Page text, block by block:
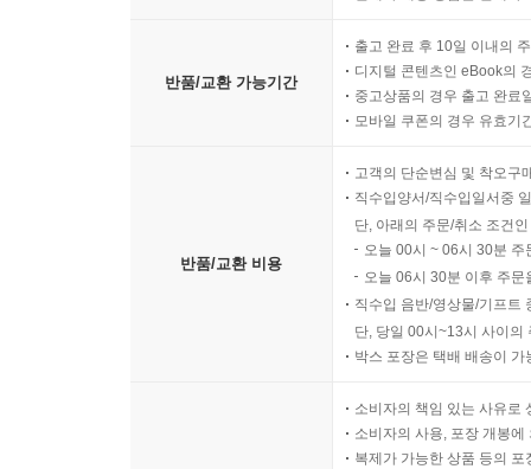
반품/교환 가능기간
출고 완료 후 10일 이내의
디지털 콘텐츠인 eBook의
중고상품의 경우 출고 완료
모바일 쿠폰의 경우 유효기
반품/교환 비용
고객의 단순변심 및 착오구
직수입양서/직수입일서중
단, 아래의 주문/취소 조건
오늘 00시 ~ 06시 30분
오늘 06시 30분 이후 주
직수입 음반/영상물/기프트
단, 당일 00시~13시 사이의
박스 포장은 택배 배송이
소비자의 책임 있는 사유로
소비자의 사용, 포장 개봉
복제가 가능한 상품 등의